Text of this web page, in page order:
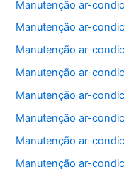
Manutenção ar-
Manutenção ar-
Manutenção ar-
Manutenção ar-
Manutenção ar-
Manutenção ar-
Manutenção ar-
Manutenção ar-